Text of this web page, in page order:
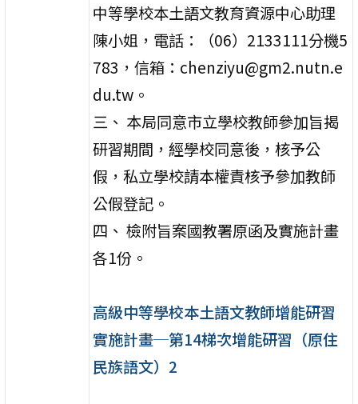
中等學校本土語文教育資源中心助理
陳小姐，電話：（06）2133111分機5
783，信箱：chenziyu@gm2.nutn.e
du.tw。
三、 本局同意市立學校教師參加旨揭
研習期間，經學校同意後，核予公
假，私立學校請本權責核予參加教師
公假登記。
四、 檢附旨案國教署原函及實施計畫
各1份。
高級中等學校本土語文教師增能研習
實施計畫─第14梯次增能研習（原住
民族語文）2